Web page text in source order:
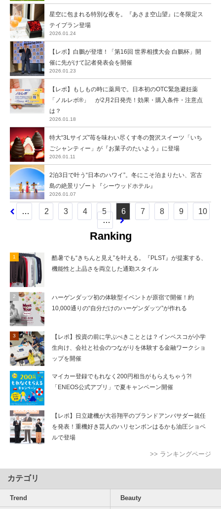
星空に包まれる特別な夜を。『あさま空山望』に冬限定ス
テイプラン登場
2026.01.24
【レポ】白鵬が登壇！「第16回 世界相撲大会 白鵬杯」開
催に先がけて記者発表会を開催
2026.01.23
【レポ】もしもの時に薬局で。日本初のOTC緊急避妊薬
「ノルレボ®︎」 が2月2日発売！効果・購入条件・注意点
は？
2026.01.18
特大“3Lサイズ”苺を味わい尽くす冬の贅沢スイーツ「いち
ごシャンティー」が『お菓子のたいよう』に登場
2026.01.11
2泊3日で叶う“日本のハワイ”。冬にこそ泊まりたい、宮古
島の絶景リゾート『シーウッドホテル』
2026.01.07
… 2 3 4 5 6 7 8 9
10
…
Ranking
酷暑でも“きちんと見え”を叶える。『PLST』が提案する、
機能性と上品さを両立した通勤スタイル
ハーゲンダッツ初の体験型イベントが原宿で開催！約
10,000通りの“自分だけのハーゲンダッツ”が作れる
【レポ】投資の前に学ぶべきこととは？インベスコが小学
生向け、会社と社会のつながりを体験する金融ワークショ
ップを開催
マイカー登録でもれなく200円相当がもらえちゃう?!
「ENEOS公式アプリ」で夏キャンペーン開催
【レポ】日立建機が大谷翔平のブランドアンバサダー就任
を発表！重機好き芸人のハリセンボンはるかも油圧ショベ
ルで登場
>> ランキングページ
カテゴリ
Trend Beauty